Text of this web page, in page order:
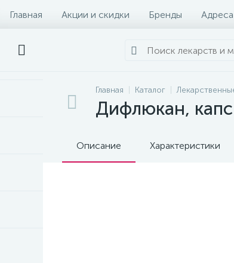
Главная Акции и скидки Бренды
Главная Каталог
Дифлюкан,
Описание Характеристики